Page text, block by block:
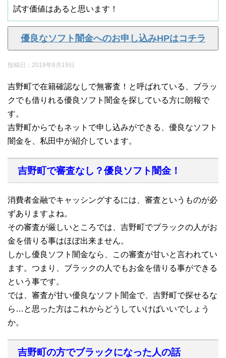
試す価値はあると思います！
優良なソフト闇金へのお申し込みHPはコチラ
投稿日： 2018年8月19日
吉野町で在籍確認なしで無審査！と呼ばれている、ブラッ
クでも借りれる優良ソフト闇金を探している方に朗報で
す。
吉野町からでもネットで申し込みができる、優良なソフト
闇金を、私田中が紹介しています。
吉野町で審査なし？優良ソフト闇金！
消費者金融でキャッシングするには、審査というものが必
ずありますよね。
その審査が厳しいところでは、吉野町でブラックの人がお
金を借りる事はほぼ出来ません。
しかし優良ソフト闇金なら、この審査が甘いと言われてい
ます。つまり、ブラックの人でもお金を借りる事ができる
という事です。
では、審査が甘い優良なソフト闇金で、吉野町で探せるな
ら…と思った方はこれからどうしていけばいいでしょう
か。
吉野町の方でブラックになった人の話